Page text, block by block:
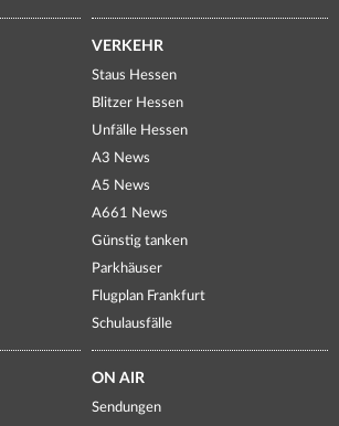
VERKEHR
Staus Hessen
Blitzer Hessen
Unfälle Hessen
A3 News
A5 News
A661 News
Günstig tanken
Parkhäuser
Flugplan Frankfurt
Schulausfälle
ON AIR
Sendungen